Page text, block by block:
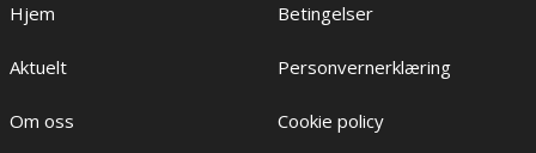
Hjem
Aktuelt
Om oss
Betingelser
Personvernerklæring
Cookie policy